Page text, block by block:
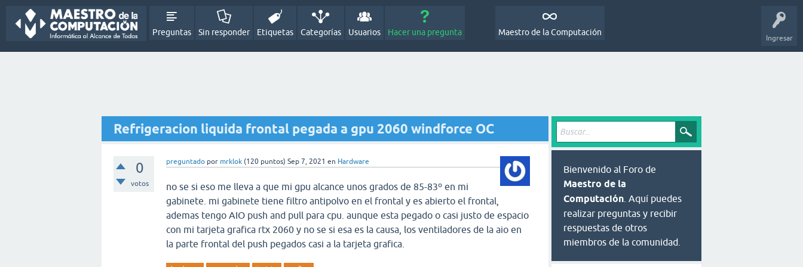
Ingresar
Preguntas Sin responder Etiquetas Categorías Usuarios Hacer una pregunta Maestro de la Computación
Refrigeracion liquida frontal pegada a gpu 2060 windforce OC
0
votos
preguntado por mrklok (120 puntos) Sep 7, 2021 en Hardware
no se si eso me lleva a que mi gpu alcance unos grados de 85-83º en mi
gabinete. mi gabinete tiene filtro antipolvo en el frontal y es abierto el frontal,
ademas tengo AIO push and pull para cpu. aunque esta pegado o casi justo de espacio
con mi tarjeta grafica rtx 2060 y no se si esa es la causa, los ventiladores de la aio en
la parte frontal del push pegados casi a la tarjeta grafica.
Bienvenido al Foro de
Maestro de la
Computación . Aquí puedes
realizar preguntas y recibir
respuestas de otros
miembros de la comunidad.